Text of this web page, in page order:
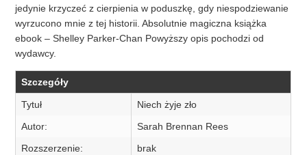
jedynie krzyczeć z cierpienia w poduszkę, gdy niespodziewanie
wyrzucono mnie z tej historii. Absolutnie magiczna książka
ebook – Shelley Parker-Chan Powyższy opis pochodzi od
wydawcy.
Szczegóły
Tytuł
Niech żyje zło
Autor:
Sarah Brennan Rees
Rozszerzenie:
brak